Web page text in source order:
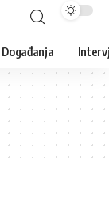
Događanja